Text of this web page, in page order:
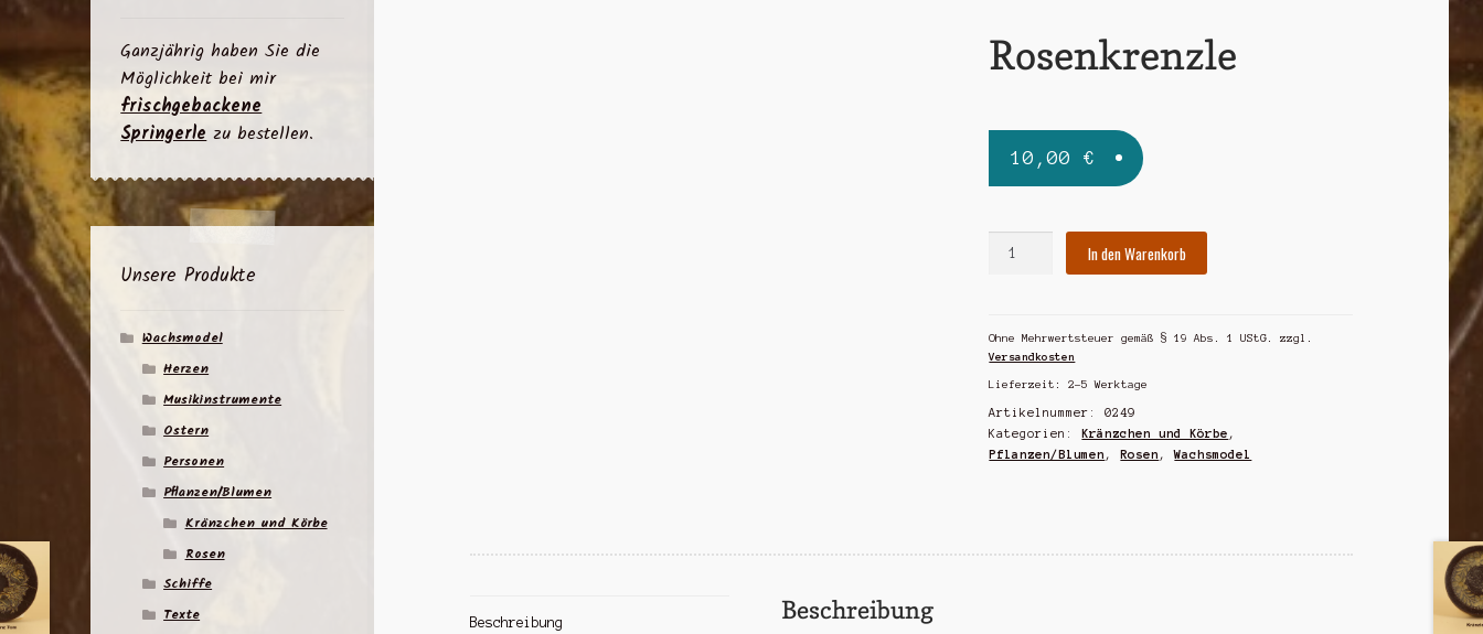
Rosenkrenzle
10,00 €
In den Warenkorb
Ohne Mehrwertsteuer gemäß § 19 Abs. 1 UStG.
zzgl.
Versandkosten
Lieferzeit:2-5 Werktage
Artikelnummer:0249
Kategorien:Kränzchen und Körbe ,
Pflanzen/Blumen ,Rosen ,Wachsmodel
Beschreibung Beschreibung
Ganzjährig haben Sie die
Möglichkeit bei mir
frischgebackene
Springerlezu bestellen.
Unsere Produkte
Wachsmodel
Herzen
Musikinstrumente
Ostern
Personen
Pflanzen/Blumen
Kränzchen und Körbe
Rosen
Schiffe
Texte